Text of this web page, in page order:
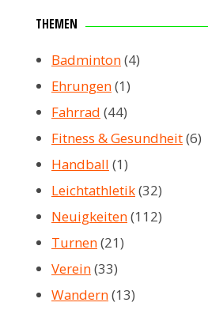
THEMEN
Badminton(4)
Ehrungen(1)
Fahrrad (44)
Fitness & Gesundheit(6)
Handball (1)
Leichtathletik(32)
Neuigkeiten(112)
Turnen(21)
Verein(33)
Wandern(13)